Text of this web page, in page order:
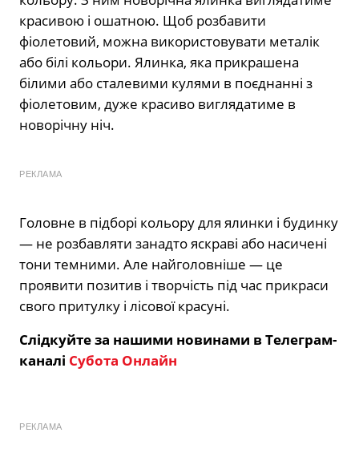
красивою і ошатною. Щоб розбавити
фіолетовий, можна використовувати металік
або білі кольори. Ялинка, яка прикрашена
білими або сталевими кулями в поєднанні з
фіолетовим, дуже красиво виглядатиме в
новорічну ніч.
РЕКЛАМА
Головне в підборі кольору для ялинки і будинку
— не розбавляти занадто яскраві або насичені
тони темними. Але найголовніше — це
проявити позитив і творчість під час прикраси
свого притулку і лісової красуні.
Слідкуйте за нашими новинами в Телеграм-
каналі Субота Онлайн
РЕКЛАМА